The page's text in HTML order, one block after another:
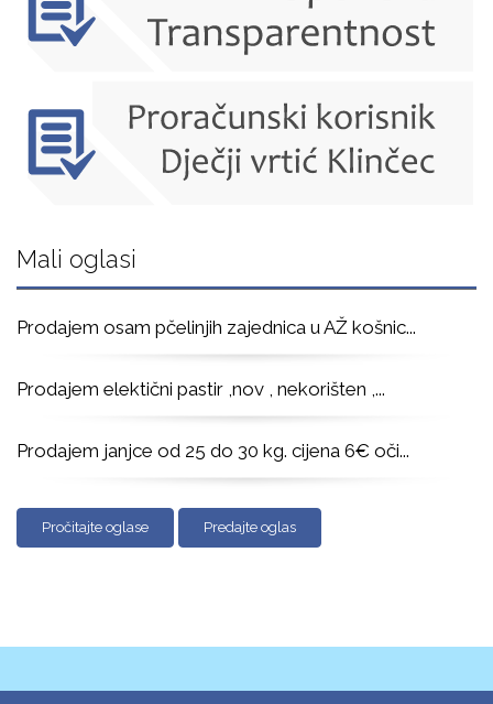
Mali oglasi
Prodajem osam pčelinjih zajednica u AŽ košnic...
Prodajem elektični pastir ,nov , nekorišten , ...
Prodajem janjce od 25 do 30 kg. cijena 6€ oči...
Pročitajte oglase Predajte oglas